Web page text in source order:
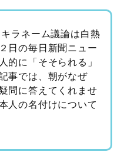
ラネーム議論は白熱
日の毎日新聞ニュー
的に「そそられる」
事では、朝がなぜ
問に答えてくれませ
人の名付けについて